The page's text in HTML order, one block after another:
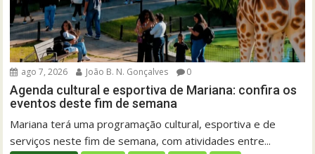
ago 7, 2026 João B. N. Gonçalves 0
Agenda cultural e esportiva de Mariana: confira os
eventos deste fim de semana
Mariana terá uma programação cultural, esportiva e de
serviços neste fim de semana, com atividades entre...